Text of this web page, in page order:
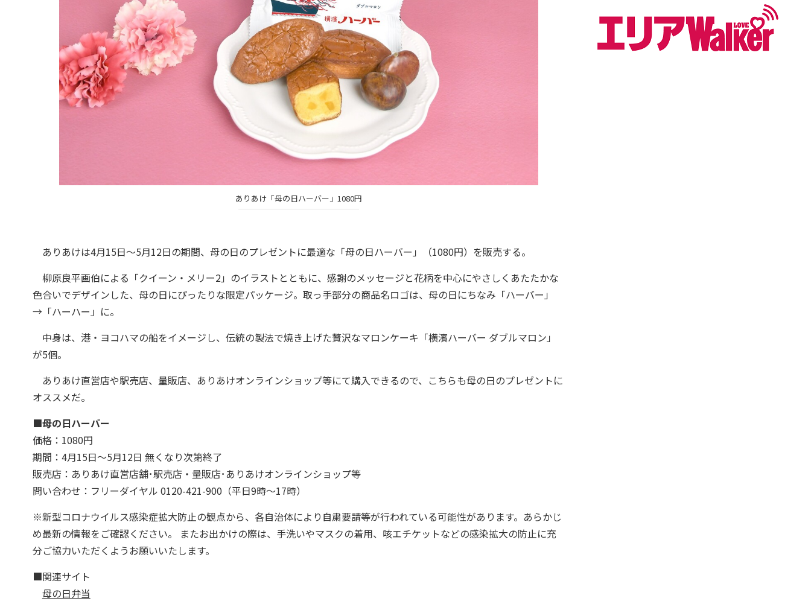
ありあけ「母の日ハーバー」1080円
ありあけは4月15日〜5月12日の期間、母の日のプレゼントに最適な「母の日ハーバー」（1080円）を販売する。
柳原良平画伯による「クイーン・メリー2」のイラストとともに、感謝のメッセージと花柄を中心にやさしくあたたかな
色合いでデザインした、母の日にぴったりな限定パッケージ。取っ手部分の商品名ロゴは、母の日にちなみ「ハーバー」
→「ハーハー」に。
中身は、港・ヨコハマの船をイメージし、伝統の製法で焼き上げた贅沢なマロンケーキ「横濱ハーバー ダブルマロン」
が5個。
ありあけ直営店や駅売店、量販店、ありあけオンラインショップ等にて購入できるので、こちらも母の日のプレゼントに
オススメだ。
■母の日ハーバー
価格：1080円
期間：4月15日〜5月12日 無くなり次第終了
販売店：ありあけ直営店舗･駅売店・量販店･ありあけオンラインショップ等
問い合わせ：フリーダイヤル 0120-421-900（平日9時～17時）
※新型コロナウイルス感染症拡大防止の観点から、各自治体により自粛要請等が行われている可能性があります。あらかじ
め最新の情報をご確認ください。 またお出かけの際は、手洗いやマスクの着用、咳エチケットなどの感染拡大の防止に充
分ご協力いただくようお願いいたします。
■関連サイト
母の日弁当